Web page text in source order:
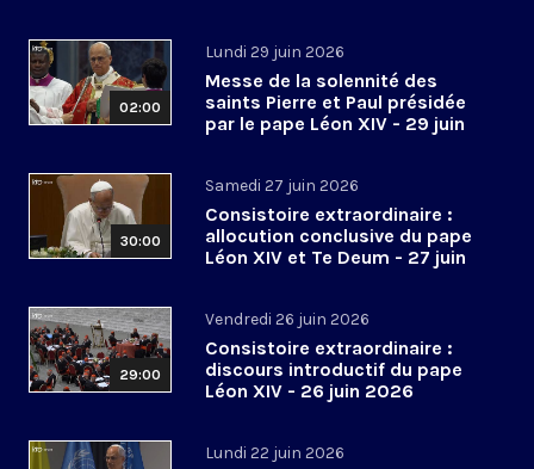
02:00
Lundi 29 juin 2026
Messe de la solennité des
saints Pierre et Paul présidée
par le pape Léon XIV - 29 juin
30:00
Samedi 27 juin 2026
Consistoire extraordinaire :
allocution conclusive du pape
Léon XIV et Te Deum - 27 juin
29:00
Vendredi 26 juin 2026
Consistoire extraordinaire :
discours introductif du pape
Léon XIV - 26 juin 2026
Lundi 22 juin 2026